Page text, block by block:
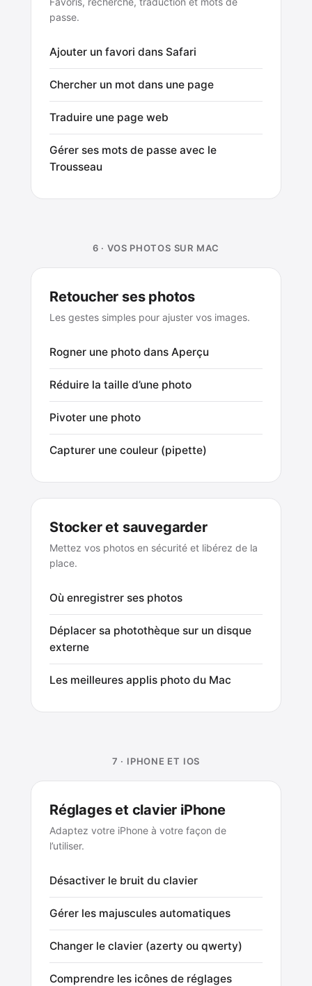
passe.
Ajouter un favori dans Safari
Chercher un mot dans une page
Traduire une page web
Gérer ses mots de passe avec le
Trousseau
6 · VOS PHOTOS SUR MAC
Retoucher ses photos
Les gestes simples pour ajuster vos images.
Rogner une photo dans Aperçu
Réduire la taille d’une photo
Pivoter une photo
Capturer une couleur (pipette)
Stocker et sauvegarder
Mettez vos photos en sécurité et libérez de la
place.
Où enregistrer ses photos
Déplacer sa photothèque sur un disque
externe
Les meilleures applis photo du Mac
7 · IPHONE ET IOS
Réglages et clavier iPhone
Adaptez votre iPhone à votre façon de
l’utiliser.
Désactiver le bruit du clavier
Gérer les majuscules automatiques
Changer le clavier (azerty ou qwerty)
Comprendre les icônes de réglages